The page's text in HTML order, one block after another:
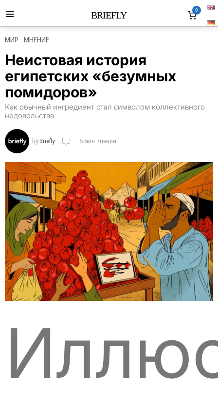
BRIEFLY 0
МИР · МНЕНИЕ
Неистовая история
египетских «безумных
помидоров»
Как обычный ингредиент стал символом коллективного
недовольства.
byBriefly 5 мин. чтения